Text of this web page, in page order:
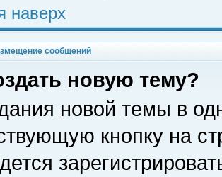
наверх
сообщений
новую тему?
новой темы в
кнопку на